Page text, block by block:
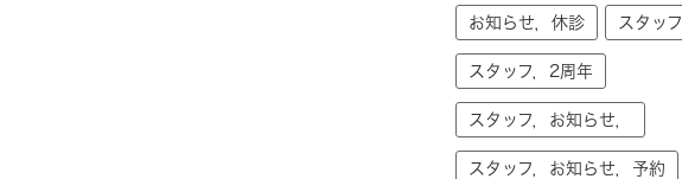
お知らせ，休診 スタッフ
スタッフ，2周年
スタッフ，お知らせ，
スタッフ，お知らせ，予約